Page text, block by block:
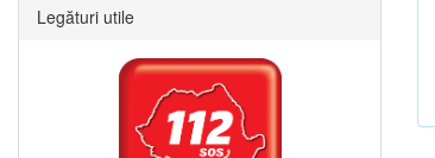
Legături utile